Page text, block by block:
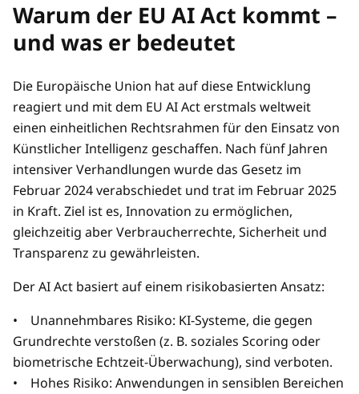
Warum der EU AI Act kommt –
und was er bedeutet
Die Europäische Union hat auf diese Entwicklung
reagiert und mit dem EU AI Act erstmals weltweit
einen einheitlichen Rechtsrahmen für den Einsatz von
Künstlicher Intelligenz geschaffen. Nach fünf Jahren
intensiver Verhandlungen wurde das Gesetz im
Februar 2024 verabschiedet und trat im Februar 2025
in Kraft. Ziel ist es, Innovation zu ermöglichen,
gleichzeitig aber Verbraucherrechte, Sicherheit und
Transparenz zu gewährleisten.
Der AI Act basiert auf einem risikobasierten Ansatz:
• Unannehmbares Risiko: KI-Systeme, die gegen
Grundrechte verstoßen (z. B. soziales Scoring oder
biometrische Echtzeit-Überwachung), sind verboten.
• Hohes Risiko: Anwendungen in sensiblen Bereichen